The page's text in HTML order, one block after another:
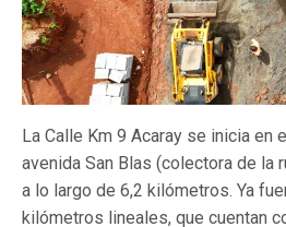
La Calle Km 9 Acaray se inicia en
avenida San Blas (colectora de la
a lo largo de 6,2 kilómetros. Ya
kilómetros lineales, que cuentan